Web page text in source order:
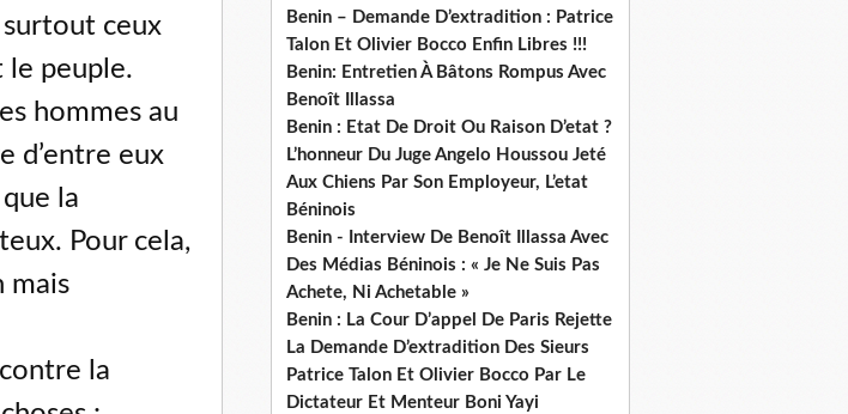
ceux
le peuple.
hommes au
d’entre eux
la
Pour cela,
mais
la
Benin – Demande D’extradition : Patrice
Talon Et Olivier Bocco Enfin Libres !!!
Benin: Entretien À Bâtons Rompus Avec
Benoît Illassa
Benin : Etat De Droit Ou Raison D’etat ?
L’honneur Du Juge Angelo Houssou Jeté
Aux Chiens Par Son Employeur, L’etat
Béninois
Benin - Interview De Benoît Illassa Avec
Des Médias Béninois : « Je Ne Suis Pas
Achete, Ni Achetable »
Benin : La Cour D’appel De Paris Rejette
La Demande D’extradition Des Sieurs
Patrice Talon Et Olivier Bocco Par Le
Dictateur Et Menteur Boni Yayi